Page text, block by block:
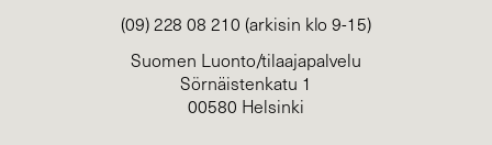
(09) 228 08 210 (arkisin klo 9-15)
Suomen Luonto/tilaajapalvelu
Sörnäistenkatu 1
00580 Helsinki